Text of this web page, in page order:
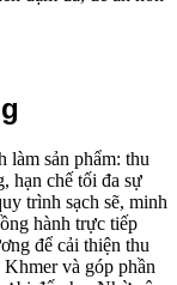
làm sản phẩm: thu
hạn chế tối đa sự
trình sạch sẽ, minh
hành trực tiếp
để cải thiện thu
và góp phần